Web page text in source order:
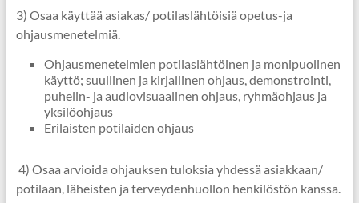
3) Osaa käyttää asiakas/ potilaslähtöisiä opetus-ja
ohjausmenetelmiä.
Ohjausmenetelmien potilaslähtöinen ja monipuolinen
käyttö; suullinen ja kirjallinen ohjaus, demonstrointi,
puhelin- ja audiovisuaalinen ohjaus, ryhmäohjaus ja
yksilöohjaus
Erilaisten potilaiden ohjaus
4) Osaa arvioida ohjauksen tuloksia yhdessä asiakkaan/
potilaan, läheisten ja terveydenhuollon henkilöstön kanssa.